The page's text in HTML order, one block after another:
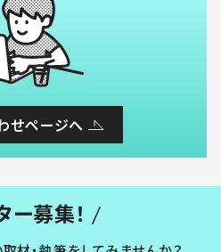
せページへ
ー募集！